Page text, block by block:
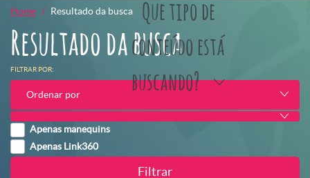
Que tipo de
conteúdo está
buscando?
Home Resultado da busca
Resultado da busca
FILTRAR POR:
Ordenar por
Apenas manequins
Apenas Link360